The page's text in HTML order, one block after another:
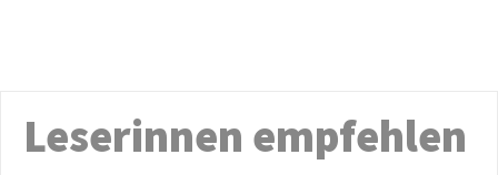
Leserinnen empfehlen